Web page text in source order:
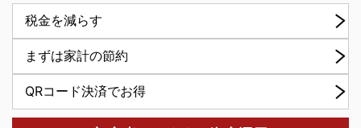
税金を減らす
まずは家計の節約
QRコード決済でお得